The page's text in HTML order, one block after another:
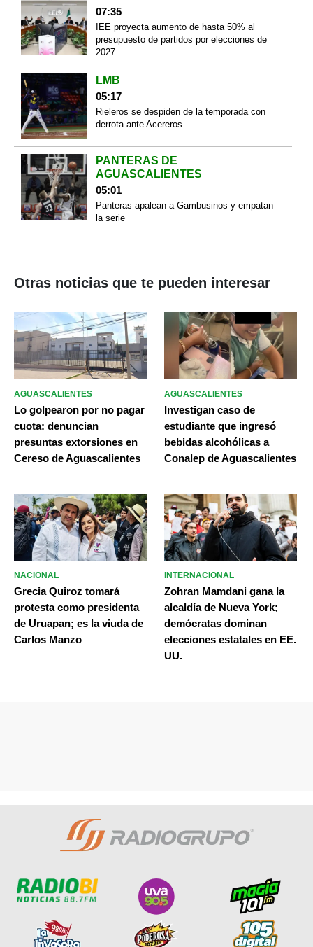
07:35
IEE proyecta aumento de hasta 50% al
presupuesto de partidos por elecciones de
2027
LMB
05:17
Rieleros se despiden de la temporada con
derrota ante Acereros
PANTERAS DE
AGUASCALIENTES
05:01
Panteras apalean a Gambusinos y empatan
la serie
Otras noticias que te pueden interesar
AGUASCALIENTES
Lo golpearon por no pagar
cuota: denuncian
presuntas extorsiones en
Cereso de Aguascalientes
AGUASCALIENTES
Investigan caso de
estudiante que ingresó
bebidas alcohólicas a
Conalep de Aguascalientes
NACIONAL
Grecia Quiroz tomará
protesta como presidenta
de Uruapan; es la viuda de
Carlos Manzo
INTERNACIONAL
Zohran Mamdani gana la
alcaldía de Nueva York;
demócratas dominan
elecciones estatales en EE.
UU.